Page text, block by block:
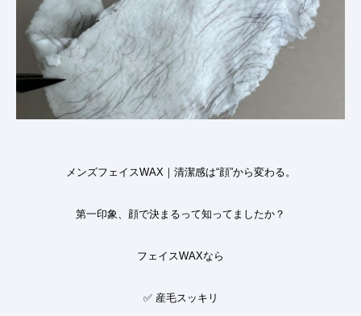
メンズフェイスWAX ｜清潔感は“顔”から変わる。
第一印象、顔で決まるって知ってましたか？
フェイスWAXなら
✅ 産毛スッキリ